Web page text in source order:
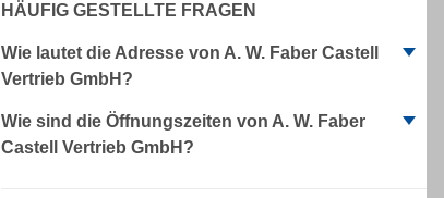
HÄUFIG GESTELLTE FRAGEN
Wie lautet die Adresse von A. W. Faber Castell
Vertrieb GmbH?
Wie sind die Öffnungszeiten von A. W. Faber
Castell Vertrieb GmbH?